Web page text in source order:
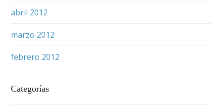
abril 2012
marzo 2012
febrero 2012
Categorías